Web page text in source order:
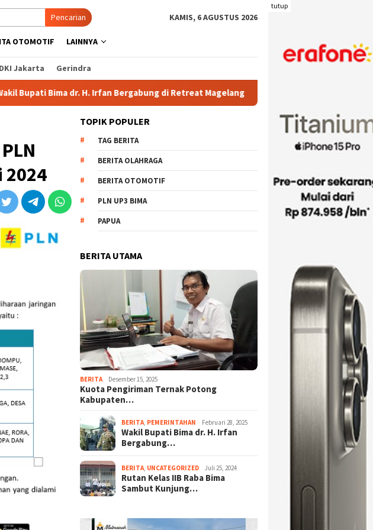
tutup
Pencarian KAMIS, 6 AGUSTUS 2026
OTOMOTIF LAINNYA
DKI Jakarta Gerindra
H. Irfan Bergabung di Retreat Magelang Rutan Kelas IIB Raba Bima Sambut
2024
TOPIK POPULER
TAG BERITA
BERITA OLAHRAGA
BERITA OTOMOTIF
PLN UP3 BIMA
PAPUA
BERITA UTAMA
BERITA Desember 15, 2025
Kuota Pengiriman Ternak Potong
Kabupaten…
BERITA PEMERINTAHAN Februari 28, 2025
Wakil Bupati Bima dr. H. Irfan
Bergabung…
BERITA UNCATEGORIZED Juli 25, 2024
Rutan Kelas IIB Raba Bima
Sambut Kunjung…